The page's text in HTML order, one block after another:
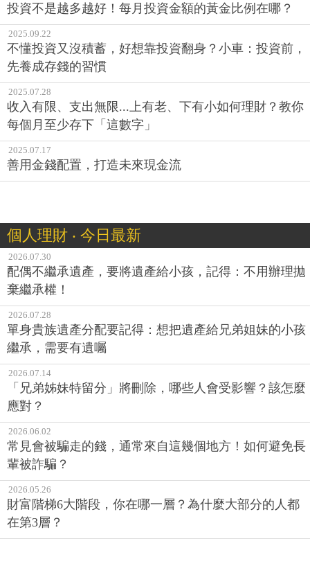
投資不是越多越好！每月投資金額的黃金比例在哪？
2025.09.22
不懂投資又沒積蓄，好想靠投資翻身？小車：投資前，
先養成存錢的習慣
2025.07.28
收入有限、支出無限...上有老、下有小如何理財？教你
每個月至少存下「這數字」
2025.07.17
善用金錢配置，打造未來現金流
個人理財 ‧ 今日最新
2026.07.30
配偶不繼承遺產，要將遺產給小孩，記得：不用辦理拋
棄繼承權！
2026.07.28
單身貴族遺產分配要記得：想把遺產給兄弟姐妹的小孩
繼承，需要有遺囑
2026.07.14
「兄弟姊妹特留分」將刪除，哪些人會受影響？該怎麼
應對？
2026.06.02
常見會被騙走的錢，通常來自這幾個地方！如何避免長
輩被詐騙？
2026.05.26
財富階梯6大階段，你在哪一層？為什麼大部分的人都
在第3層？